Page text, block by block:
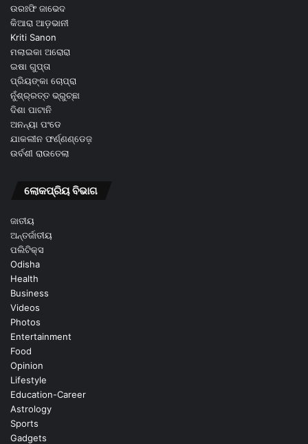
ଉରଃଫି ଜାଭେଦ
କିଆରା ଆଡ଼ଭାନୀ
Kriti Sanon
ମଲାଇକା ଅରୋରା
ଇଷା ଗୁପ୍ତା
ପ୍ରିୟଙ୍କା ଚୋପ୍ରା
ନୁଁଶ୍ର୍ରତ୍ତ ଭ୍ରୁଚ୍ଛା
ଦିଶା ପାଟାନି
ଅନନ୍ୟା ପଂଡେ
ଯାକଲୀନ ଫର୍ଣ୍ଣଣ୍ଡେଜ଼
ଉର୍ବଶୀ ରାଉତେଲା
ଲୋକପ୍ରିୟ ବିଭାଗ
ଜାତୀୟ
ଅନ୍ତର୍ଜାତୀୟ
ପଲିଟିକ୍ସ
Odisha
Health
Business
Videos
Photos
Entertainment
Food
Opinion
Lifestyle
Education-Career
Astrology
Sports
Gadgets